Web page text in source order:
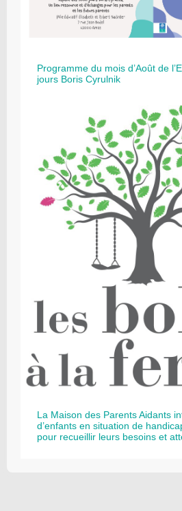
Programme du mois d’Août de
jours Boris Cyrulnik
La Maison des Parents Aidants
d’enfants en situation de
pour recueillir leurs besoins et